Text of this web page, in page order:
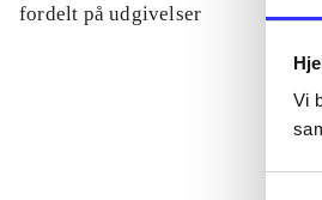
Vi
fordelt på udgivelser